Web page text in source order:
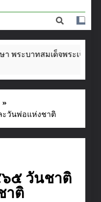
ศึกษา
สวรรค์
ระบาทสมเด็จพระเจ้าอยู่
วันพ่อแห่งชาติ
๕ วันชาติ
าติ